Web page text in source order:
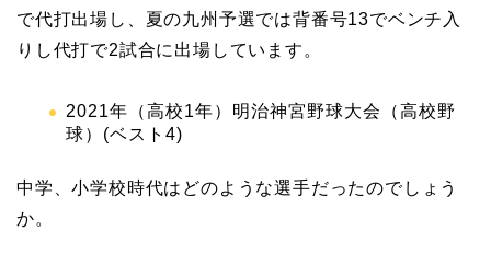
で代打出場し、夏の九州予選では背番号13でベンチ入
りし代打で2試合に出場しています。
2021年（高校1年）明治神宮野球大会（高校野
球）(ベスト4)
中学、小学校時代はどのような選手だったのでしょう
か。